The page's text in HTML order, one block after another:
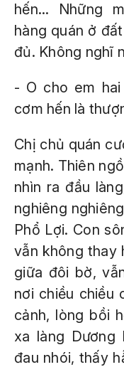
hến... Những
hàng quán ở
đủ. Không nghĩ
- O cho em
cơm hến là
Chị chủ quán
mạnh. Thiên
nhìn ra đầu
nghiêng
Phổ Lợi. Con
vẫn không thay
giữa đôi bờ,
nơi chiều chiều
cảnh, lòng bồi
xa làng Dương
đau nhói, thấy